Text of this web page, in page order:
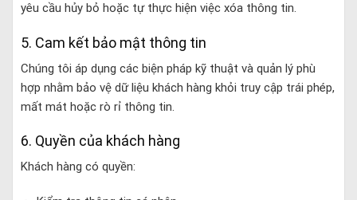
yêu cầu hủy bỏ hoặc tự thực hiện việc xóa thông tin.
5. Cam kết bảo mật thông tin
Chúng tôi áp dụng các biện pháp kỹ thuật và quản lý phù
hợp nhằm bảo vệ dữ liệu khách hàng khỏi truy cập trái phép,
mất mát hoặc rò rỉ thông tin.
6. Quyền của khách hàng
Khách hàng có quyền: